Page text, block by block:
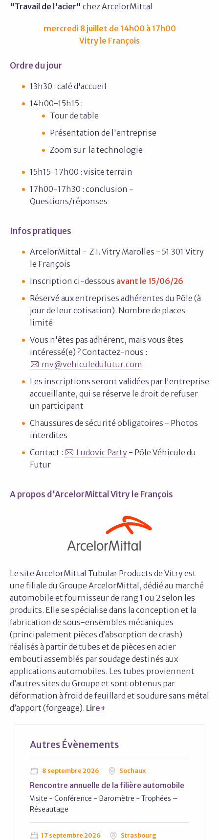
"Travail de l'acier" chez ArcelorMittal
mercredi 8 juillet de 14h00 à 17h00
Vitry le François
Ordre du jour
13h30 : café d'accueil
14h00-15h15 :
Tour de table
Présentation de l'entreprise
Zoom sur la technologie
15h15-17h00 : visite terrain
17h00-17h30 : conclusion -
Questions/réponses
Infos pratiques
ArcelorMittal - Z.I. Vitry Marolles - 51 301 Vitry
le François
Inscription ci-dessous avant le 15/06/26
Réservé aux entreprises adhérentes du Pôle (à
jour de leur cotisation). Nombre de places
limité
Vous n'êtes pas adhérent, mais vous êtes
intéressé(e) ? Contactez-nous :
mv@vehiculedufutur.com
Les inscriptions seront validées par l'entreprise
accueillante, qui se réserve le droit de refuser
un participant
Chaussures de sécurité obligatoires - Photos
interdites
Contact :
Ludovic Party - Pôle Véhicule du
Futur
A propos d'ArcelorMittal Vitry le François
Le site ArcelorMittal Tubular Products de Vitry est
une filiale du Groupe ArcelorMittal, dédié au marché
automobile et fournisseur de rang 1 ou 2 selon les
produits. Elle se spécialise dans la conception et la
fabrication de sous-ensembles mécaniques
(principalement pièces d’absorption de crash)
réalisés à partir de tubes et de pièces en acier
embouti assemblés par soudage destinés aux
applications automobiles. Les tubes proviennent
d’autres sites du Groupe et sont obtenus par
déformation à froid de feuillard et soudure sans métal
d’apport (forgeage). Lire+
Autres Évènements
8 septembre 2026 Sochaux
Rencontre annuelle de la filière automobile
Visite - Conférence - Baromètre - Trophées –
Réseautage
17 septembre 2026 Strasbourg